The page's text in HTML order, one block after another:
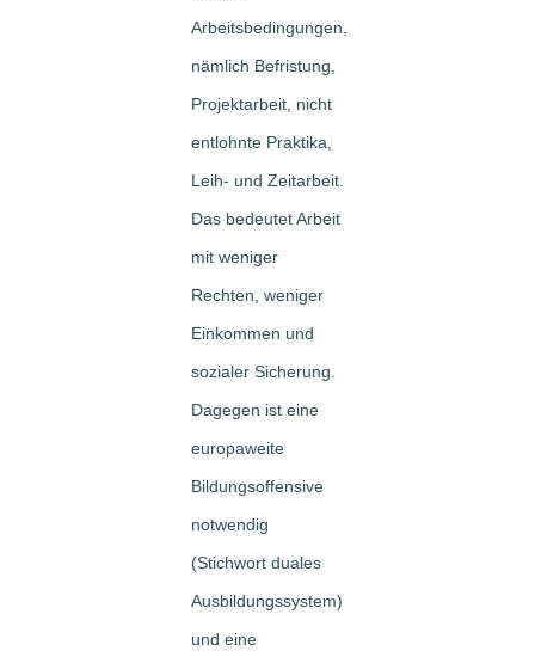
Arbeitsbedingungen,
nämlich Befristung,
Projektarbeit, nicht
entlohnte Praktika,
Leih- und Zeitarbeit.
Das bedeutet Arbeit
mit weniger
Rechten, weniger
Einkommen und
sozialer Sicherung.
Dagegen ist eine
europaweite
Bildungsoffensive
notwendig
(Stichwort duales
Ausbildungssystem)
und eine